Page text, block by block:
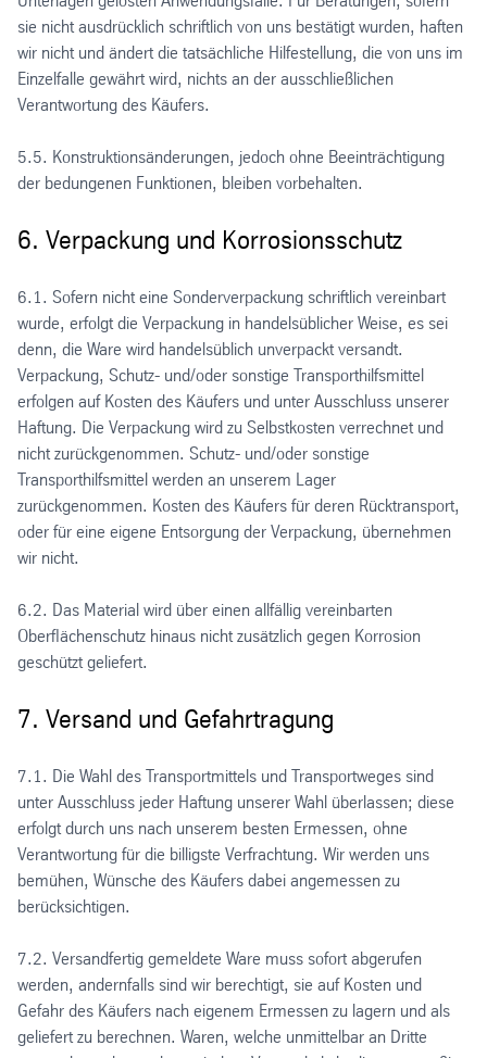
sie nicht ausdrücklich schriftlich von uns bestätigt wurden, haften
wir nicht und ändert die tatsächliche Hilfestellung, die von uns im
Einzelfalle gewährt wird, nichts an der ausschließlichen
Verantwortung des Käufers.
5.5. Konstruktionsänderungen, jedoch ohne Beeinträchtigung
der bedungenen Funktionen, bleiben vorbehalten.
6. Verpackung und Korrosionsschutz
6.1. Sofern nicht eine Sonderverpackung schriftlich vereinbart
wurde, erfolgt die Verpackung in handelsüblicher Weise, es sei
denn, die Ware wird handelsüblich unverpackt versandt.
Verpackung, Schutz- und/oder sonstige Transporthilfsmittel
erfolgen auf Kosten des Käufers und unter Ausschluss unserer
Haftung. Die Verpackung wird zu Selbstkosten verrechnet und
nicht zurückgenommen. Schutz- und/oder sonstige
Transporthilfsmittel werden an unserem Lager
zurückgenommen. Kosten des Käufers für deren Rücktransport,
oder für eine eigene Entsorgung der Verpackung, übernehmen
wir nicht.
6.2. Das Material wird über einen allfällig vereinbarten
Oberflächenschutz hinaus nicht zusätzlich gegen Korrosion
geschützt geliefert.
7. Versand und Gefahrtragung
7.1. Die Wahl des Transportmittels und Transportweges sind
unter Ausschluss jeder Haftung unserer Wahl überlassen; diese
erfolgt durch uns nach unserem besten Ermessen, ohne
Verantwortung für die billigste Verfrachtung. Wir werden uns
bemühen, Wünsche des Käufers dabei angemessen zu
berücksichtigen.
7.2. Versandfertig gemeldete Ware muss sofort abgerufen
werden, andernfalls sind wir berechtigt, sie auf Kosten und
Gefahr des Käufers nach eigenem Ermessen zu lagern und als
geliefert zu berechnen. Waren, welche unmittelbar an Dritte